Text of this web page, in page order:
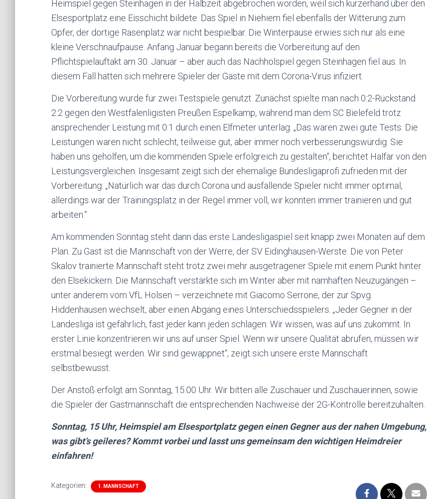
Heimspiel gegen Steinhagen in der Halbzeit abgebrochen worden, weil sich kurzerhand über den
Elsesportplatz eine Eisschicht bildete. Das Spiel in Niehiem fiel ebenfalls der Witterung zum
Opfer, der dortige Rasenplatz war nicht bespielbar. Die Winterpause erwies sich nur als eine
kleine Verschnaufpause. Anfang Januar begann bereits die Vorbereitung auf den
Pflichtspielauftakt am 30. Januar – aber auch das Nachholspiel gegen Steinhagen fiel aus. In
diesem Fall hatten sich mehrere Spieler der Gäste mit dem Corona-Virus infiziert.
Die Vorbereitung wurde für zwei Testspiele genutzt. Zunächst spielte man nach 0:2-Rückstand
2:2 gegen den Westfalenligisten Preußen Espelkamp, während man dem SC Bielefeld trotz
ansprechender Leistung mit 0:1 durch einen Elfmeter unterlag. „Das waren zwei gute Tests. Die
Leistungen waren nicht schlecht, teilweise gut, aber immer noch verbesserungswürdig. Sie
haben uns geholfen, um die kommenden Spiele erfolgreich zu gestalten“, berichtet Halfar von den
Leistungsvergleichen. Insgesamt zeigt sich der ehemalige Bundesligaprofi zufrieden mit der
Vorbereitung: „Natürlich war das durch Corona und ausfallende Spieler nicht immer optimal,
allerdings war der Trainingsplatz in der Regel immer voll, wir konnten immer trainieren und gut
arbeiten.“
Am kommenden Sonntag steht dann das erste Landesligaspiel seit knapp zwei Monaten auf dem
Plan. Zu Gast ist die Mannschaft von der Werre, der SV Eidinghausen-Werste. Die von Peter
Skalov trainierte Mannschaft steht trotz zwei mehr ausgetragener Spiele mit einem Punkt hinter
den Elsekickern. Die Mannschaft verstärkte sich im Winter aber mit namhaften Neuzugängen –
unter anderem vom VfL Holsen – verzeichnete mit Giacomo Serrone, der zur Spvg.
Hiddenhausen wechselt, aber einen Abgang eines Unterschiedsspielers. „Jeder Gegner in der
Landesliga ist gefährlich, fast jeder kann jeden schlagen. Wir wissen, was auf uns zukommt. In
erster Linie konzentrieren wir uns auf unser Spiel. Wenn wir unsere Qualität abrufen, müssen wir
erstmal besiegt werden. Wir sind gewappnet“, zeigt sich unsere erste Mannschaft
selbstbewusst.
Der Anstoß erfolgt am Sonntag, 15.00 Uhr. Wir bitten alle Zuschauer und Zuschauerinnen, sowie
die Spieler der Gastmannschaft die entsprechenden Nachweise der 2G-Kontrolle bereitzuhalten.
Sonntag, 15 Uhr, Heimspiel am Elsesportplatz gegen einen Gegner aus der nahen Umgebung,
was gibt’s geileres? Kommt vorbei und lasst uns gemeinsam den wichtigen Heimdreier
einfahren!
Kategorien: 1. MANNSCHAFT